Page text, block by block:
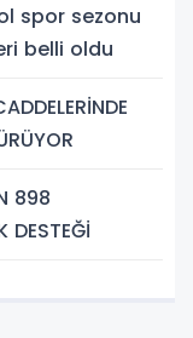
belli oldu
898
DESTEĞİ